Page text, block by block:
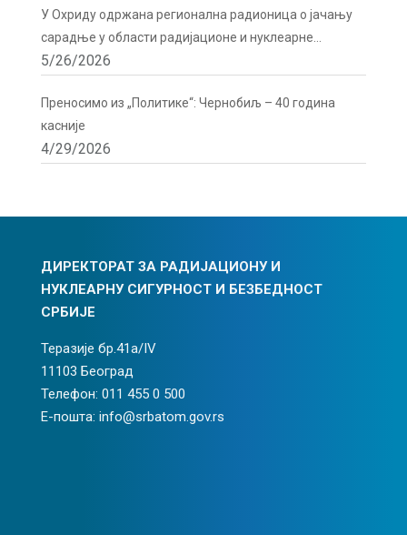
У Охриду одржана регионална радионица о јачању
сарадње у области радијационе и нуклеарне
сигурности
5/26/2026
Преносимо из „Политике“: Чернобиљ – 40 година
касније
4/29/2026
ДИРЕКТОРАТ ЗА РАДИЈАЦИОНУ И
НУКЛЕАРНУ СИГУРНОСТ И БЕЗБЕДНОСТ
СРБИЈЕ
Теразије бр.41а/IV
11103 Београд
Телефон: 011 455 0 500
Е-пошта: info@srbatom.gov.rs